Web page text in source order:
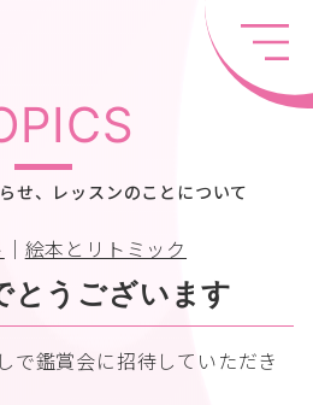
せ、レッスンのことについて
｜ 絵本とリトミック
とうございます
で鑑賞会に招待していただき